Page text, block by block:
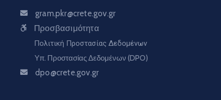
gram.pkr@crete.gov.gr
Προσβασιμότητα
Πολιτική Προστασίας Δεδομένων
Υπ. Προστασίας Δεδομένων (DPO)
dpo@crete.gov.gr